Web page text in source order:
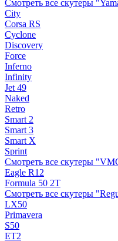
Смотреть все скутеры
City
Corsa RS
Cyclone
Discovery
Force
Inferno
Infinity
Jet 49
Naked
Retro
Smart 2
Smart 3
Smart X
Sprint
Смотреть все скутеры
Eagle R12
Formula 50 2Т
Смотреть все скутеры
LX50
Primavera
S50
ET2